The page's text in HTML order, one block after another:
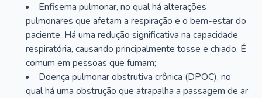
Enfisema pulmonar, no qual há alterações
pulmonares que afetam a respiração e o bem-estar do
paciente. Há uma redução significativa na capacidade
respiratória, causando principalmente tosse e chiado. É
comum em pessoas que fumam;
Doença pulmonar obstrutiva crônica (DPOC), no
qual há uma obstrução que atrapalha a passagem de ar